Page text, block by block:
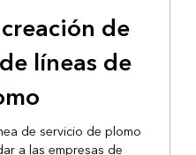
de
líneas de
de servicio de plomo
a las empresas de